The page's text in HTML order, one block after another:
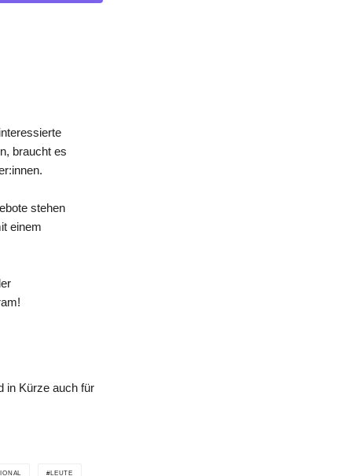
braucht es
stehen
einem
in Kürze auch für
LEUTE